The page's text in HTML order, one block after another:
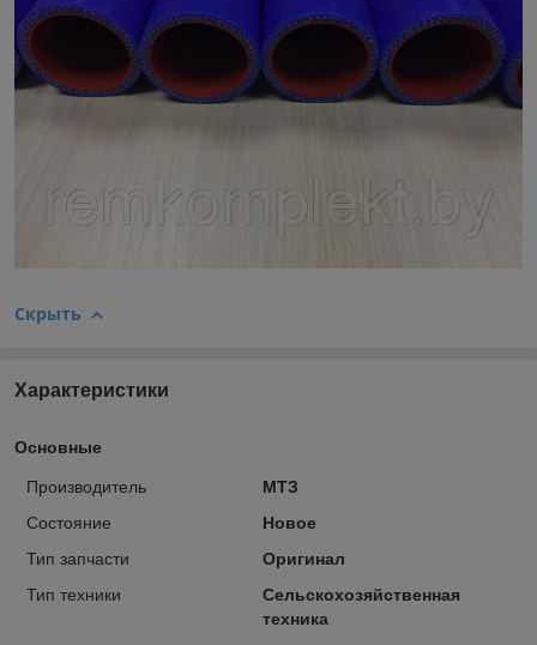
Скрыть
Характеристики
Основные
Производитель
МТЗ
Состояние
Новое
Тип запчасти
Оригинал
Тип техники
Сельскохозяйственная
техника